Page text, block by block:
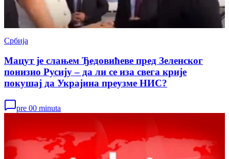
Србија
Мацут је слањем Ђедовићеве пред Зеленског
понизио Русију – да ли се иза свега крије
покушај да Украјина преузме НИС?
pre 00 minuta